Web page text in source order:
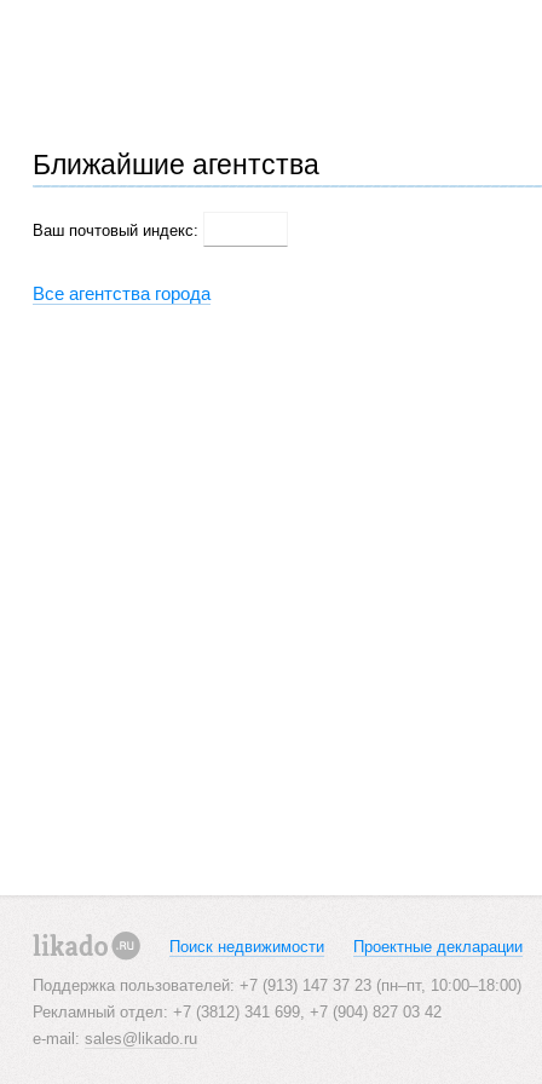
Ближайшие агентства
Ваш почтовый индекс:
Все агентства города
Поиск недвижимости Проектные декларации
Поддержка пользователей: +7 (913) 147 37 23 (пн–пт, 10:00–18:00)
Рекламный отдел: +7 (3812) 341 699, +7 (904) 827 03 42
e-mail: sales@likado.ru